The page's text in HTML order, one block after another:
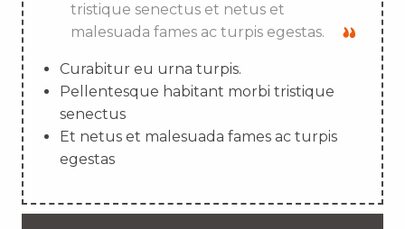
tristique senectus et netus et
malesuada fames ac turpis egestas.
Curabitur eu urna turpis.
Pellentesque habitant morbi tristique
senectus
Et netus et malesuada fames ac turpis
egestas